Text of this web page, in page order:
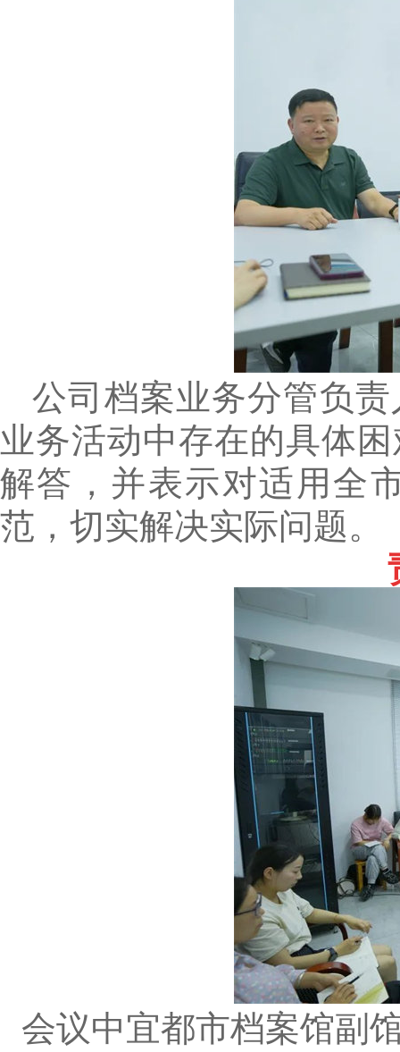
公司档案业务分管负
业务活动中存在的具体
解答，并表示对适用全
范，切实解决实际问题。
会议中宜都市档案馆副